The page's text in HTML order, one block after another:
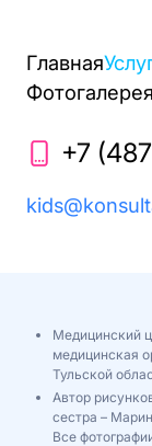
Главная
Фотогалерея
+7
Медицинский
медицинская
Тульской
Автор
сестра –
Все